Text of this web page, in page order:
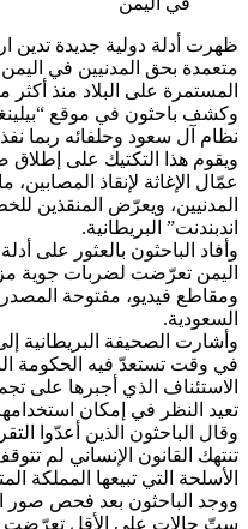
ظهرت أدلة دولية جديدة
متعمدة بحق المدنيين في
المستمرة على البلاد منذ أكثر
وكشف باحثون في موقع
نظام آل سعود وحلفائه ربما
ويقوم هذا التكتيك على إطلاق
عمّال الإغاثة لإنقاذ
المدنيين، ويعرّض المنقذين
اندبندنت” البريطانية.
وأفاد الباحثون بالعثور على
اليمن تعرّضت لضربات جوية
ومقاطع فيديو، مفتوحة
السعودية.
وأشارت الصحيفة البريطانية
في وقت تستعدّ فيه الحكومة
الاستئناف الذي أجبرها على
تعيد النظر في إمكان استخدامها
وقال الباحثون الذين أعدّوا
تنتهك القانون الإنساني لم
الأسلحة التي تبيعها المملكة
ووجد الباحثون بعد فحص صور
ستّ حالات على الأقل تعرّضت